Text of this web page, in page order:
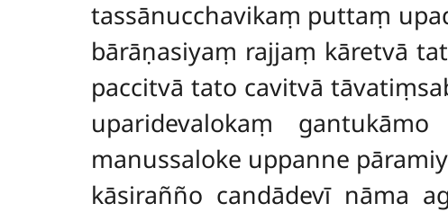
tassānucchavikaṃ puttaṃ
bārāṇasiyaṃ rajjaṃ kāretvā
paccitvā tato cavitvā
uparidevalokaṃ
manussaloke uppanne
kāsirañño candādevī nāma